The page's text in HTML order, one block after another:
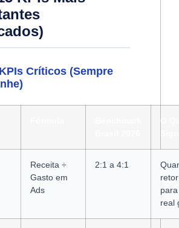
Críticos (Sempre
O
Receita ÷
Gasto em
Ads
2:1 a 4:1
real